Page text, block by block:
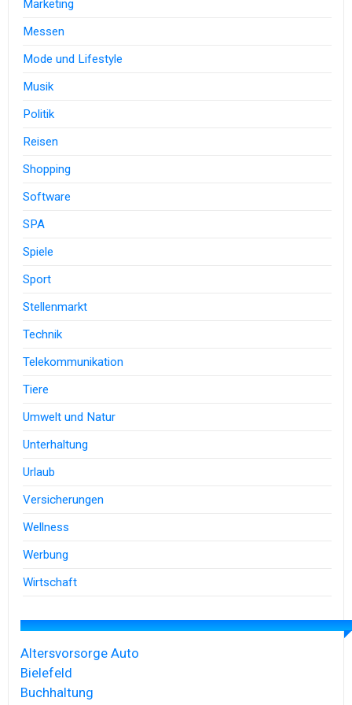
Marketing
Messen
Mode und Lifestyle
Musik
Politik
Reisen
Shopping
Software
SPA
Spiele
Sport
Stellenmarkt
Technik
Telekommunikation
Tiere
Umwelt und Natur
Unterhaltung
Urlaub
Versicherungen
Wellness
Werbung
Wirtschaft
Altersvorsorge Auto
Bielefeld
Buchhaltung